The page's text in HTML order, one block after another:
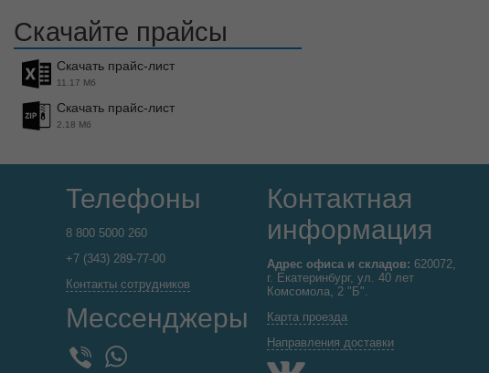
Скачайте прайсы
Скачать прайс-лист
11.17 Мб
Скачать прайс-лист
2.18 Мб
Телефоны
8 800 5000 260
+7 (343) 289-77-00
Контакты сотрудников
Мессенджеры
WhatsApp
Контактная
информация
Адрес офиса и складов: 620072,
г. Екатеринбург, ул. 40 лет
Комсомола, 2 "Б".
Карта проезда
Направления доставки